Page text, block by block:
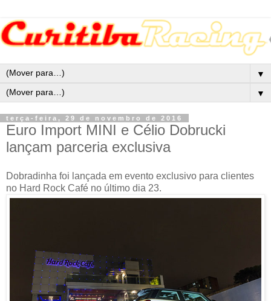
▼
▼
terça-feira, 29 de novembro de 2016
Euro Import MINI e Célio Dobrucki
lançam parceria exclusiva
Dobradinha foi lançada em evento exclusivo para clientes
no Hard Rock Café no último dia 23.